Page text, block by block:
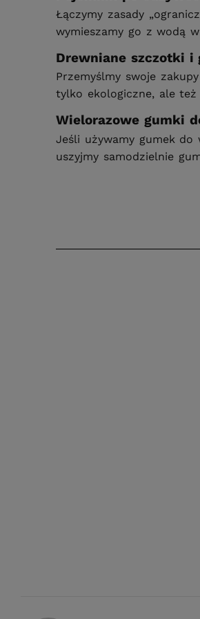
Łączymy zasady
wymieszamy go z wodą
Drewniane szczotki i
Przemyślmy swoje
tylko ekologiczne, ale też
Wielorazowe gumki
Jeśli używamy gumek
uszyjmy samodzielnie